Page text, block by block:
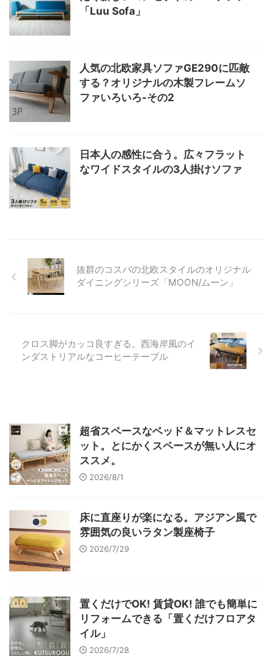
「Luu Sofa」
人気の北欧家具ソファGE290に匹敵
する？オリジナルの木製フレームソ
ファいろいろ-その2
日本人の感性に合う。広々フラット
なワイドスタイルの3人掛けソファ
抜群のコスパの北欧スタイルのオリジナル
ダイニングシリーズ「MOON/ムーン」
クロス脚がカッコ良すぎる。西海岸風のイ
ンダストリアルなコーヒーテーブル
超省スペースなベッド＆マットレスセ
ット。とにかくスペースが無い人にオ
ススメ。
2026/8/1
床に直座りが楽になる。アジアン風で
雰囲気の良いラタン製座椅子
2026/7/29
置くだけでOK! 賃貸OK! 誰でも簡単に
リフォームできる「置くだけフロアタ
イル」
2026/7/28